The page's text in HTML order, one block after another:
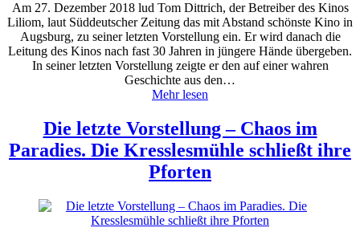
Am 27. Dezember 2018 lud Tom Dittrich, der Betreiber des Kinos
Liliom, laut Süddeutscher Zeitung das mit Abstand schönste Kino in
Augsburg, zu seiner letzten Vorstellung ein. Er wird danach die
Leitung des Kinos nach fast 30 Jahren in jüngere Hände übergeben.
In seiner letzten Vorstellung zeigte er den auf einer wahren
Geschichte aus den…
Mehr lesen
Die letzte Vorstellung – Chaos im
Paradies. Die Kresslesmühle schließt ihre
Pforten